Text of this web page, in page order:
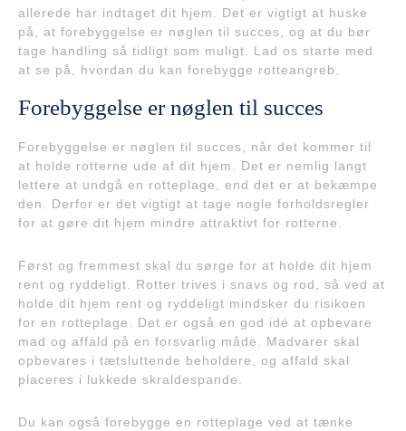
allerede har indtaget dit hjem. Det er vigtigt at huske
på, at forebyggelse er nøglen til succes, og at du bør
tage handling så tidligt som muligt. Lad os starte med
at se på, hvordan du kan forebygge rotteangreb.
Forebyggelse er nøglen til succes
Forebyggelse er nøglen til succes, når det kommer til
at holde rotterne ude af dit hjem. Det er nemlig langt
lettere at undgå en rotteplage, end det er at bekæmpe
den. Derfor er det vigtigt at tage nogle forholdsregler
for at gøre dit hjem mindre attraktivt for rotterne.
Først og fremmest skal du sørge for at holde dit hjem
rent og ryddeligt. Rotter trives i snavs og rod, så ved at
holde dit hjem rent og ryddeligt mindsker du risikoen
for en rotteplage. Det er også en god idé at opbevare
mad og affald på en forsvarlig måde. Madvarer skal
opbevares i tætsluttende beholdere, og affald skal
placeres i lukkede skraldespande.
Du kan også forebygge en rotteplage ved at tænke